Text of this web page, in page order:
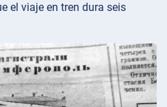
el viaje en tren dura seis